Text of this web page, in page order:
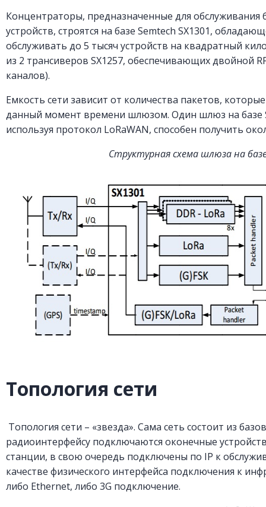
Концентраторы, предназначенные для обслуживания
устройств, строятся на базе Semtech SX1301,
обслуживать до 5 тысяч устройств на квадратный
из 2 трансиверов SX1257, обеспечивающих двойной
каналов).
Емкость сети зависит от количества пакетов,
данный момент времени шлюзом. Один шлюз на базе
используя протокол LoRaWAN, способен получить
Структурная схема шлюза на
Топология сети
Топология сети – «звезда». Сама сеть состоит из
радиоинтерфейсу подключаются оконечные
станции, в свою очередь подключены по IP к
качестве физического интерфейса подключения к
либо Ethernet, либо 3G подключение.